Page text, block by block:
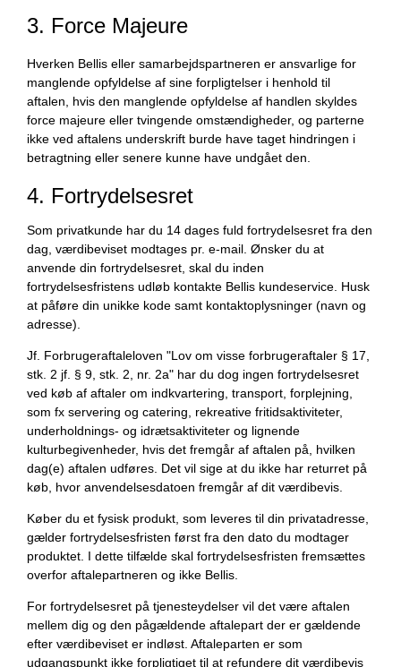
3. Force Majeure
Hverken Bellis eller samarbejdspartneren er ansvarlige for
manglende opfyldelse af sine forpligtelser i henhold til
aftalen, hvis den manglende opfyldelse af handlen skyldes
force majeure eller tvingende omstændigheder, og parterne
ikke ved aftalens underskrift burde have taget hindringen i
betragtning eller senere kunne have undgået den.
4. Fortrydelsesret
Som privatkunde har du 14 dages fuld fortrydelsesret fra den
dag, værdibeviset modtages pr. e-mail. Ønsker du at
anvende din fortrydelsesret, skal du inden
fortrydelsesfristens udløb kontakte Bellis kundeservice. Husk
at påføre din unikke kode samt kontaktoplysninger (navn og
adresse).
Jf. Forbrugeraftaleloven "Lov om visse forbrugeraftaler § 17,
stk. 2 jf. § 9, stk. 2, nr. 2a" har du dog ingen fortrydelsesret
ved køb af aftaler om indkvartering, transport, forplejning,
som fx servering og catering, rekreative fritidsaktiviteter,
underholdnings- og idrætsaktiviteter og lignende
kulturbegivenheder, hvis det fremgår af aftalen på, hvilken
dag(e) aftalen udføres. Det vil sige at du ikke har returret på
køb, hvor anvendelsesdatoen fremgår af dit værdibevis.
Køber du et fysisk produkt, som leveres til din privatadresse,
gælder fortrydelsesfristen først fra den dato du modtager
produktet. I dette tilfælde skal fortrydelsesfristen fremsættes
overfor aftalepartneren og ikke Bellis.
For fortrydelsesret på tjenesteydelser vil det være aftalen
mellem dig og den pågældende aftalepart der er gældende
efter værdibeviset er indløst. Aftaleparten er som
udgangspunkt ikke forpligtiget til at refundere dit værdibevis